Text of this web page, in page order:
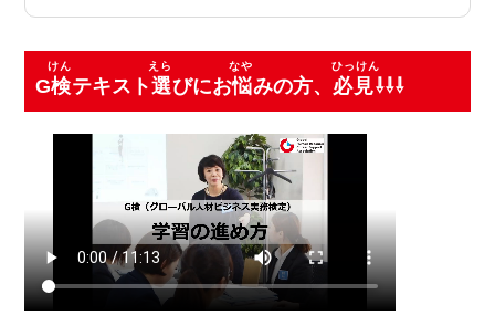
G検テキスト選びにお悩みの方、 必見⇩⇩⇩